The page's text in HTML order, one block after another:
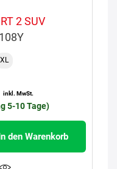
2 SUV
XL
inkl. MwSt.
5-10 Tage)
den Warenkorb